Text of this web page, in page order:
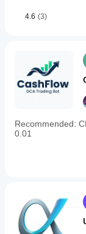
4.6 (3)
Recommended:
0.01